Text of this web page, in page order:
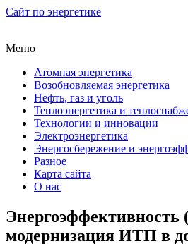
Сайт по энергетике
Меню
Атомная энергетика
Возобновляемая энергетика
Нефть, газ и уголь
Теплоэнергетика и
Технологии и инновации
Электроэнергетика
Энергосбережение и
Разное
Карта сайта
О нас
Энергоэффективность
модернизация ИТП в